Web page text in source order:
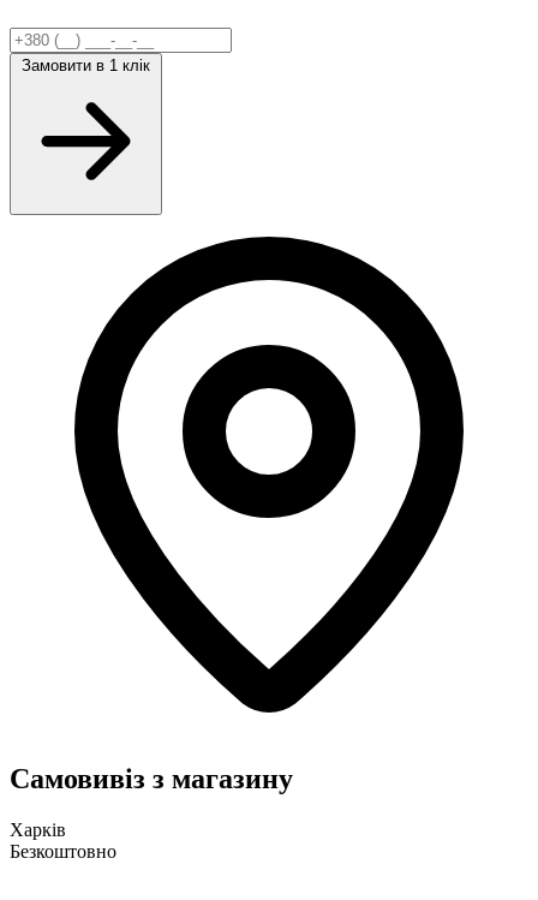
Замовити в 1 клік
Самовивіз з магазину
Харків
Безкоштовно